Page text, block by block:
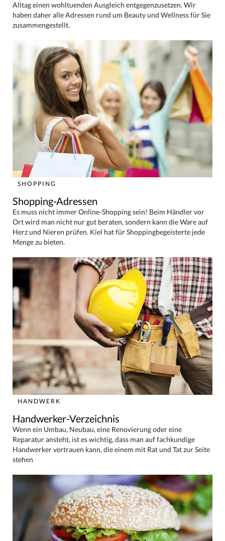
Alltag einen wohltuenden Ausgleich entgegenzusetzen. Wir
haben daher alle Adressen rund um Beauty und Wellness für Sie
zusammengestellt.
SHOPPING
Shopping-Adressen
Es muss nicht immer Online-Shopping sein! Beim Händler vor
Ort wird man nicht nur gut beraten, sondern kann die Ware auf
Herz und Nieren prüfen. Kiel hat für Shoppingbegeisterte jede
Menge zu bieten.
HANDWERK
Handwerker-Verzeichnis
Wenn ein Umbau, Neubau, eine Renovierung oder eine
Reparatur ansteht, ist es wichtig, dass man auf fachkundige
Handwerker vertrauen kann, die einem mit Rat und Tat zur Seite
stehen